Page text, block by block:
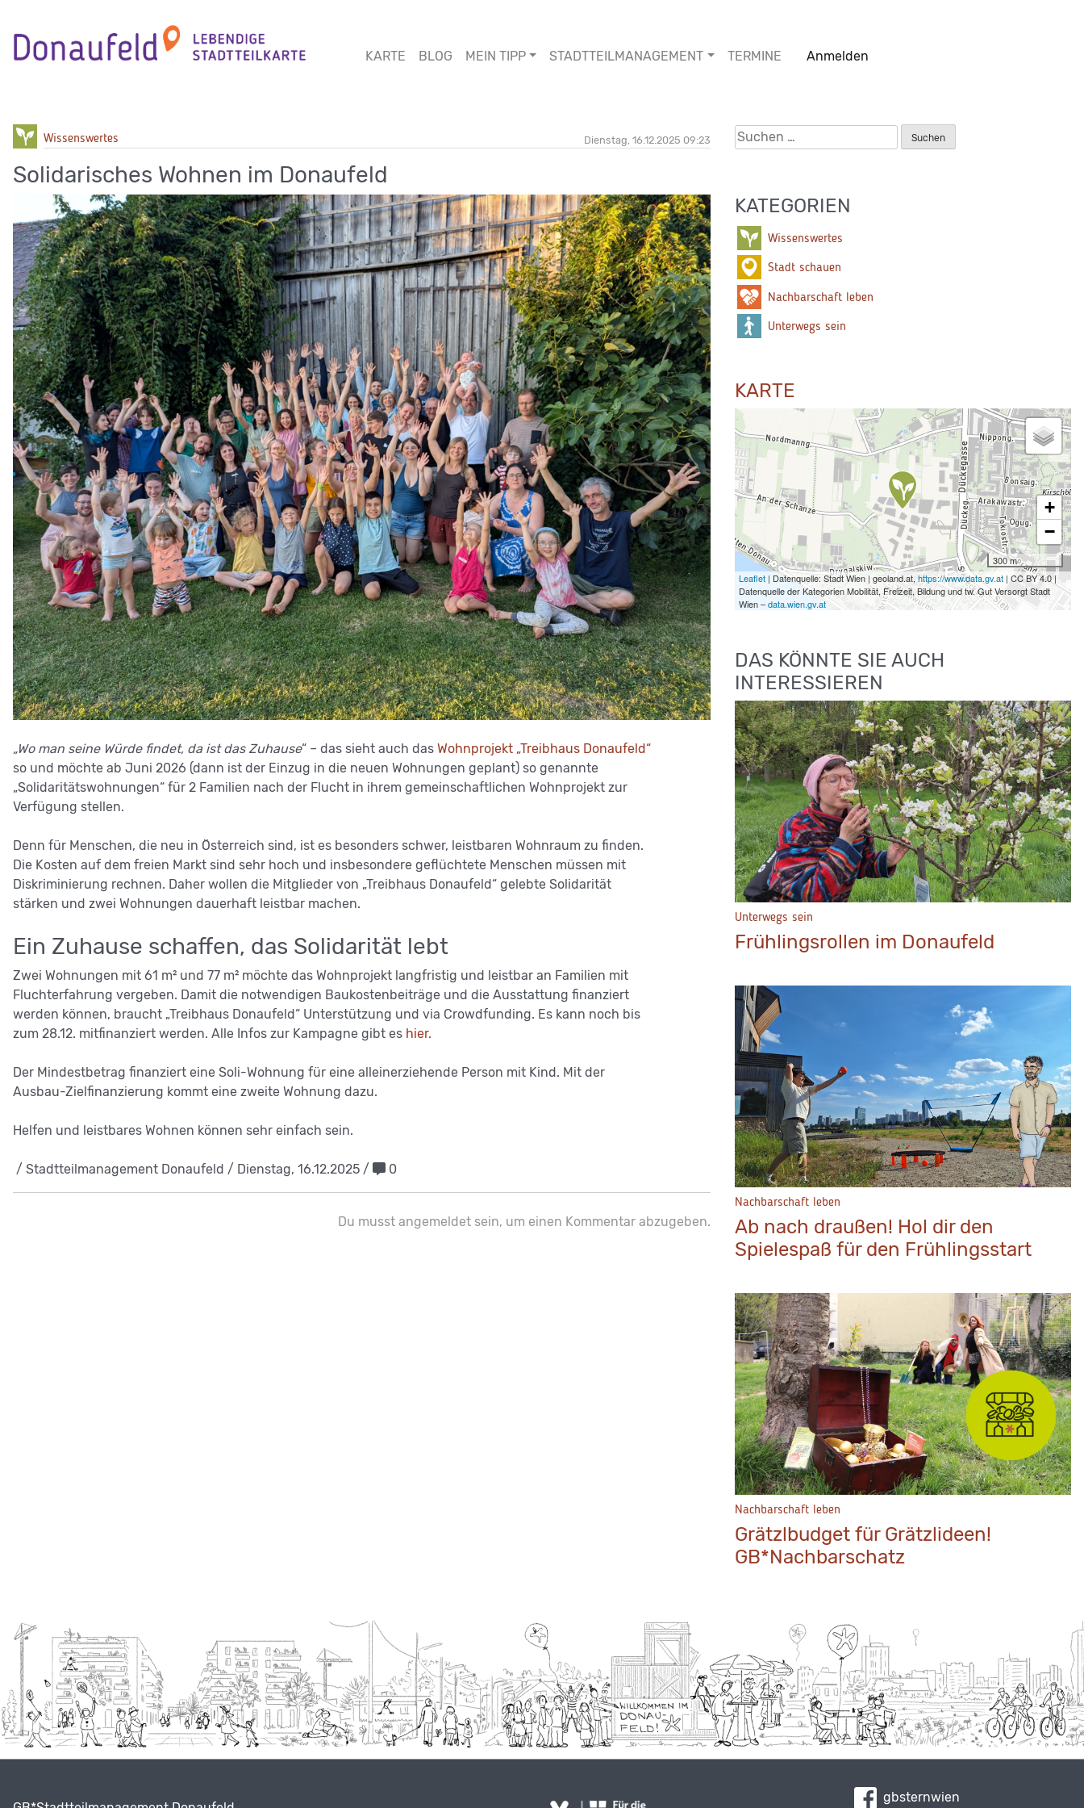
content
KARTE BLOG MEIN TIPP STADTTEILMANAGEMENT TERMINE Anmelden
Wissenswertes Dienstag, 16.12.2025 09:23
Solidarisches Wohnen im Donaufeld
„Wo man seine Würde findet, da ist das Zuhause“ – das sieht auch das Wohnprojekt „Treibhaus Donaufeld“
so und möchte ab Juni 2026 (dann ist der Einzug in die neuen Wohnungen geplant) so genannte
„Solidaritätswohnungen“ für 2 Familien nach der Flucht in ihrem gemeinschaftlichen Wohnprojekt zur
Verfügung stellen.
Denn für Menschen, die neu in Österreich sind, ist es besonders schwer, leistbaren Wohnraum zu finden.
Die Kosten auf dem freien Markt sind sehr hoch und insbesondere geflüchtete Menschen müssen mit
Diskriminierung rechnen. Daher wollen die Mitglieder von „Treibhaus Donaufeld“ gelebte Solidarität
stärken und zwei Wohnungen dauerhaft leistbar machen.
Ein Zuhause schaffen, das Solidarität lebt
Zwei Wohnungen mit 61 m² und 77 m² möchte das Wohnprojekt langfristig und leistbar an Familien mit
Fluchterfahrung vergeben. Damit die notwendigen Baukostenbeiträge und die Ausstattung finanziert
werden können, braucht „Treibhaus Donaufeld“ Unterstützung und via Crowdfunding. Es kann noch bis
zum 28.12. mitfinanziert werden. Alle Infos zur Kampagne gibt es hier.
Der Mindestbetrag finanziert eine Soli-Wohnung für eine alleinerziehende Person mit Kind. Mit der
Ausbau-Zielfinanzierung kommt eine zweite Wohnung dazu.
Helfen und leistbares Wohnen können sehr einfach sein.
/ Stadtteilmanagement Donaufeld / Dienstag, 16.12.2025 / 0
Du musst angemeldetsein, um einen Kommentar abzugeben.
Suchen
nach:
KATEGORIEN
Wissenswertes
Stadt schauen
Nachbarschaft leben
Unterwegs sein
KARTE
+
−
300 m
Leaflet| Datenquelle: Stadt Wien | geoland.at, https://www.data.gv.at| CC BY 4.0 |
Datenquelle der Kategorien Mobilität, Freizeit, Bildung und tw. Gut Versorgt Stadt
Wien –data.wien.gv.at
DAS KÖNNTE SIE AUCH
INTERESSIEREN
Unterwegs sein
Frühlingsrollen im Donaufeld
Nachbarschaft leben
Ab nach draußen! Hol dir den
Spielespaß für den Frühlingsstart
Nachbarschaft leben
Grätzlbudget für Grätzlideen!
GB*Nachbarschatz
gbsternwien